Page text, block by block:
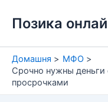
Позика
Домашня
МФО
Cрочно нужны
просрочками